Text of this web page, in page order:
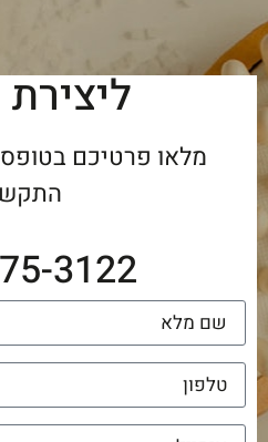
מלאו פרטיכם בטופס
3122